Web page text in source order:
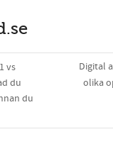
vs
du
du
Digital
olika